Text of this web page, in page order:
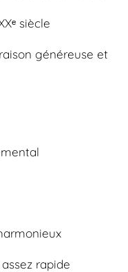
siècle
généreuse et
rapide